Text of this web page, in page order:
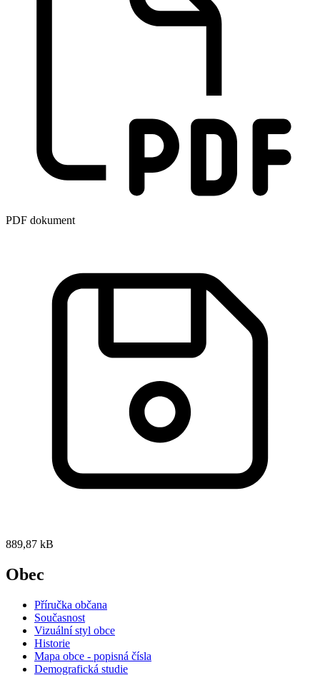
PDF dokument
889,87 kB
Obec
Příručka občana
Současnost
Vizuální styl obce
Historie
Mapa obce - popisná čísla
Demografická studie